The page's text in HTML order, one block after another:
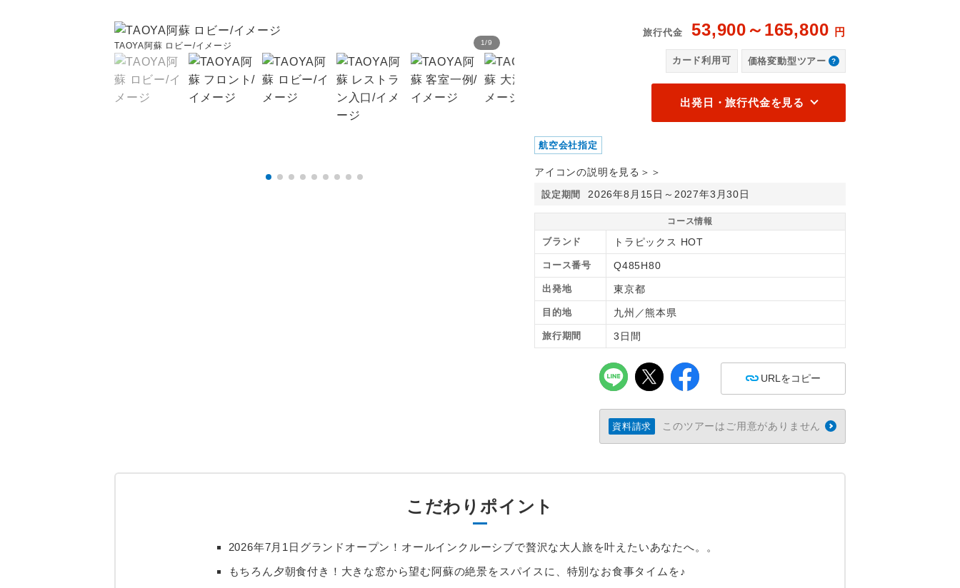
1/9
TAOYA阿蘇 ロビー/イメージ
旅行代金 53,900～165,800 円
カード利用可 価格変動型ツアー
出発日・旅行代金を見る
航空会社指定
アイコンの説明を見る＞＞
設定期間 2026年8月15日～2027年3月30日
コース情報
ブランド トラピックス HOT
コース番号 Q485H80
出発地 東京都
目的地 九州／熊本県
旅行期間 3日間
URLをコピー
資料請求 このツアーはご用意がありません
こだわりポイント
2026年7月1日グランドオープン！オールインクルーシブで贅沢な大人旅を叶えたいあなたへ。。
もちろん夕朝食付き！大きな窓から望む阿蘇の絶景をスパイスに、特別なお食事タイムを♪